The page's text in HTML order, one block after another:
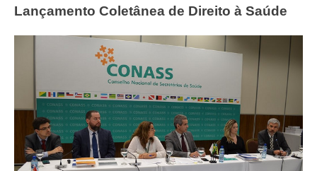
Lançamento Coletânea de Direito à Saúde